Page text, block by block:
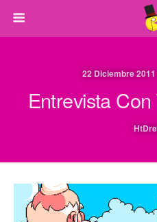
22 Diciembre
Entrevista